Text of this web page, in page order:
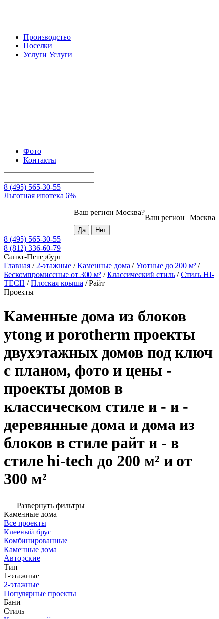
Производство
Поселки
Услуги Услуги
Фото
Контакты
8 (495) 565-30-55
Льготная ипотека 6%
Москва
Ваш регион
Ваш регион Москва?
8 (495) 565-30-55
8 (812) 336-60-79
Санкт-Петербург
Главная / 2-этажные /Каменные дома /Уютные до 200 м² /
Бескомпромиссные от 300 м² /Классический стиль /Стиль HI-
TECH /Плоская крыша /Райт
Проекты
Каменные дома из блоков
ytong и porotherm проекты
двухэтажных домов под ключ
с планом, фото и цены -
проекты домов в
классическом стиле и - и -
деревянные дома и дома из
блоков в стиле райт и - в
стиле hi-tech до 200 м² и от
300 м²
Развернуть фильтры
Каменные дома
Все проекты
Клееный брус
Комбинированные
Каменные дома
Авторские
Тип
1-этажные
2-этажные
Популярные проекты
Бани
Стиль